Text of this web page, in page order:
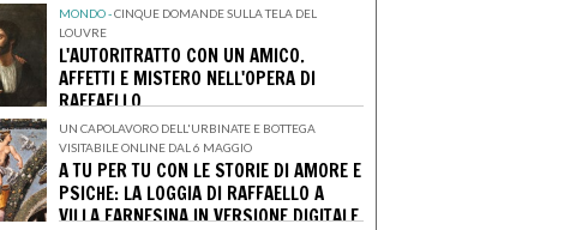
MONDO -CINQUE DOMANDE SULLA TELA DEL
LOUVRE
L'AUTORITRATTO CON UN AMICO.
AFFETTI E MISTERO NELL'OPERA DI
RAFFAELLO
UN CAPOLAVORO DELL'URBINATE E BOTTEGA
VISITABILE ONLINE DAL 6 MAGGIO
A TU PER TU CON LE STORIE DI AMORE E
PSICHE: LA LOGGIA DI RAFFAELLO A
VILLA FARNESINA IN VERSIONE DIGITALE